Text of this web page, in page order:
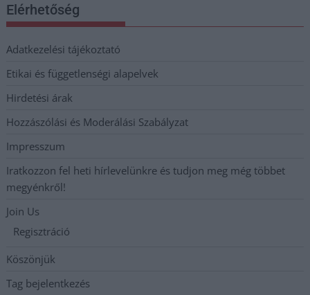
Elérhetőség
Adatkezelési tájékoztató
Etikai és függetlenségi alapelvek
Hirdetési árak
Hozzászólási és Moderálási Szabályzat
Impresszum
Iratkozzon fel heti hírlevelünkre és tudjon meg még többet
megyénkről!
Join Us
Regisztráció
Köszönjük
Tag bejelentkezés